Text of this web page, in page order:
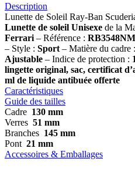
Description
Lunette de Soleil Ray-Ban
Lunette de soleil Unisexe de la
Ferrari – Référence :
– Style : Sport – Matière du cadre :
Ajustable – Indice de protection :
lingette original, sac, certificat
ml de liquide antibuée offerte
Caractéristiques
Guide des tailles
Cadre 130 mm
Verres 51 mm
Branches 145 mm
Pont 21 mm
Accessoires & Emballages